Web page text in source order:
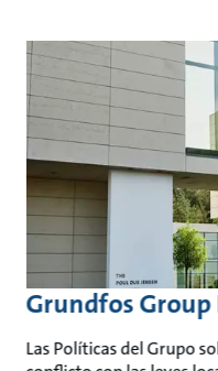
Grundfos Group
Las Políticas del Grupo